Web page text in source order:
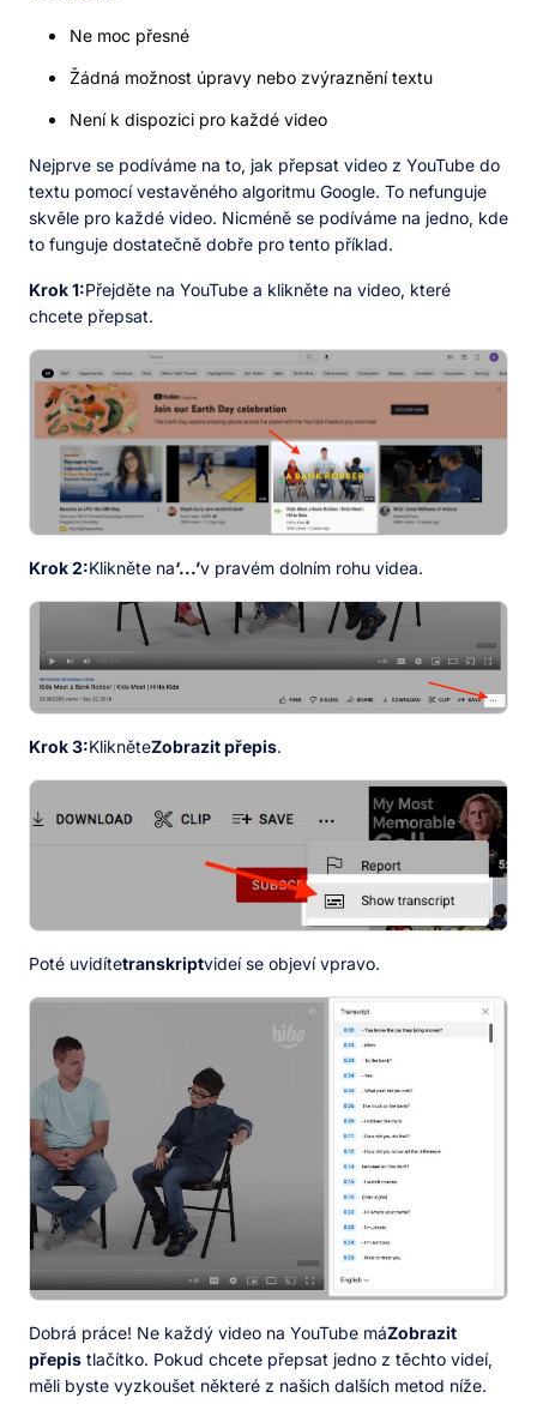
Ne moc přesné
Žádná možnost úpravy nebo zvýraznění textu
Není k dispozici pro každé video
Nejprve se podíváme na to, jak přepsat video z YouTube do
textu pomocí vestavěného algoritmu Google. To nefunguje
skvěle pro každé video. Nicméně se podíváme na jedno, kde
to funguje dostatečně dobře pro tento příklad.
Krok 1:Přejděte na YouTube a klikněte na video, které
chcete přepsat.
Krok 2:Klikněte na‘...’v pravém dolním rohu videa.
Krok 3:KlikněteZobrazit přepis.
Poté uvidítetranskriptvideí se objeví vpravo.
Dobrá práce! Ne každý video na YouTube máZobrazit
přepis tlačítko. Pokud chcete přepsat jedno z těchto videí,
měli byste vyzkoušet některé z našich dalších metod níže.